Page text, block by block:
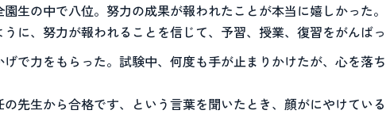
生の中で八位。努力の成果が報われたことが本当に嬉しかった。
に、努力が報われることを信じて、予習、授業、復習をがんばっ
で力をもらった。試験中、何度も手が止まりかけたが、心を落
先生から合格です、という言葉を聞いたとき、顔がにやけている